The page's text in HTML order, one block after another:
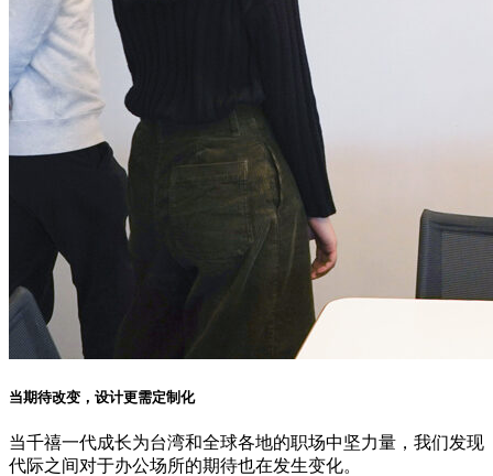
当期待改变，设计更需定制化
当千禧一代成长为台湾和全球各地的职场中坚力量，我们发现
代际之间对于办公场所的期待也在发生变化。